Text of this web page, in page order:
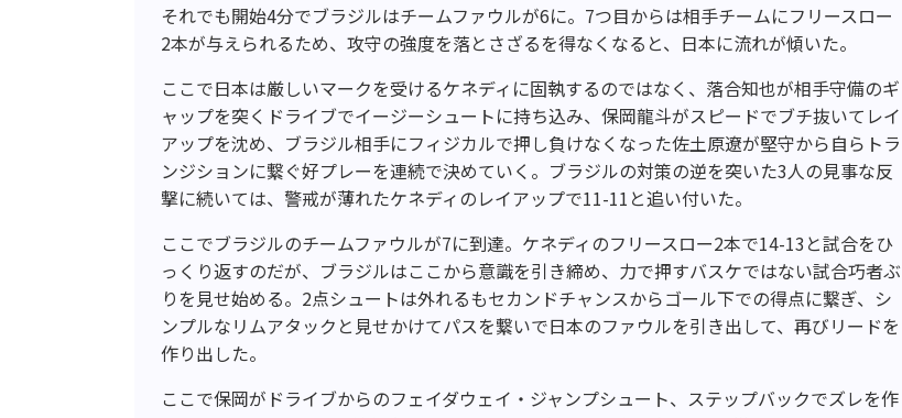
それでも開始4分でブラジルはチームファウルが6に。7つ目からは相手チームにフリースロー
2本が与えられるため、攻守の強度を落とさざるを得なくなると、日本に流れが傾いた。
ここで日本は厳しいマークを受けるケネディに固執するのではなく、落合知也が相手守備のギ
ャップを突くドライブでイージーシュートに持ち込み、保岡龍斗がスピードでブチ抜いてレイ
アップを沈め、ブラジル相手にフィジカルで押し負けなくなった佐土原遼が堅守から自らトラ
ンジションに繋ぐ好プレーを連続で決めていく。ブラジルの対策の逆を突いた3人の見事な反
撃に続いては、警戒が薄れたケネディのレイアップで11-11と追い付いた。
ここでブラジルのチームファウルが7に到達。ケネディのフリースロー2本で14-13と試合をひ
っくり返すのだが、ブラジルはここから意識を引き締め、力で押すバスケではない試合巧者ぶ
りを見せ始める。2点シュートは外れるもセカンドチャンスからゴール下での得点に繋ぎ、シ
ンプルなリムアタックと見せかけてパスを繋いで日本のファウルを引き出して、再びリードを
作り出した。
ここで保岡がドライブからのフェイダウェイ・ジャンプシュート、ステップバックでズレを作